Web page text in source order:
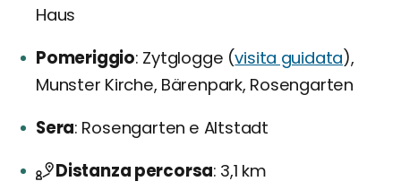
Haus
Pomeriggio Zytglogge (visita guidata),
Munster Kirche, Bärenpark, Rosengarten
Sera Rosengarten e Altstadt
Distanza percorsa 3,1 km